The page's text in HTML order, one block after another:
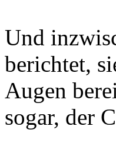
Und
berichtet,
Augen
sogar, der